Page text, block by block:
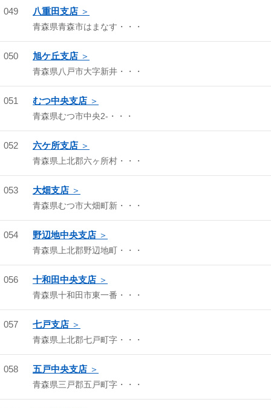
049 八重田支店
青森県青森市はまなす・・・
050 旭ケ丘支店
青森県八戸市大字新井・・・
051 むつ中央支店
青森県むつ市中央2-・・・
052 六ケ所支店
青森県上北郡六ヶ所村・・・
053 大畑支店
青森県むつ市大畑町新・・・
054 野辺地中央支店
青森県上北郡野辺地町・・・
056 十和田中央支店
青森県十和田市東一番・・・
057 七戸支店
青森県上北郡七戸町字・・・
058 五戸中央支店
青森県三戸郡五戸町字・・・